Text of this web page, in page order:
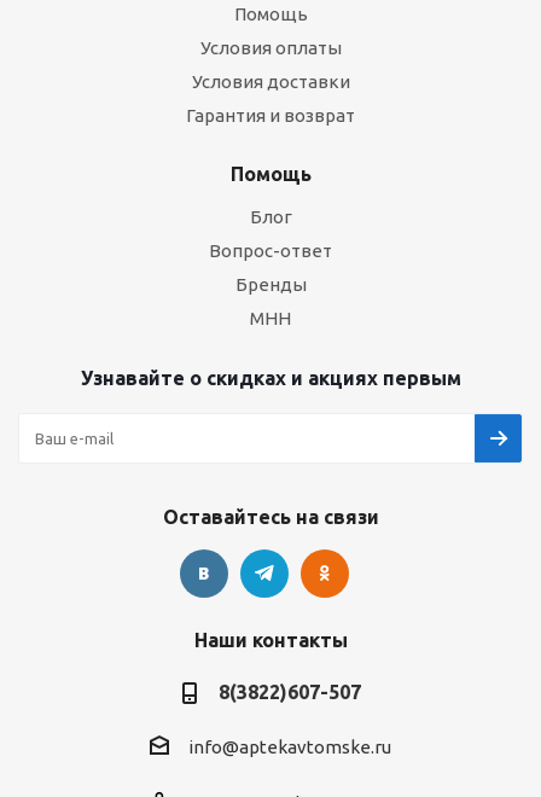
Помощь
Условия оплаты
Условия доставки
Гарантия и возврат
Помощь
Блог
Вопрос-ответ
Бренды
МНН
Узнавайте о скидках и акциях первым
Оставайтесь на связи
Наши контакты
8(3822)607-507
info@aptekavtomske.ru